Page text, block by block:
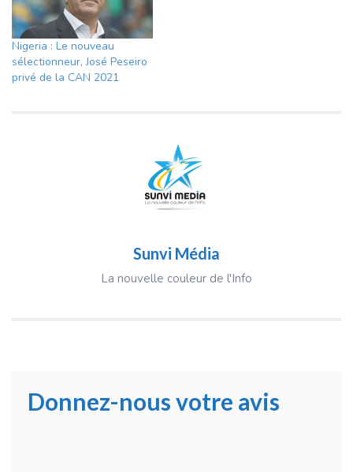
Nigeria : Le nouveau
sélectionneur, José Peseiro
privé de la CAN 2021
Sunvi Média
La nouvelle couleur de l'Info
Donnez-nous votre avis